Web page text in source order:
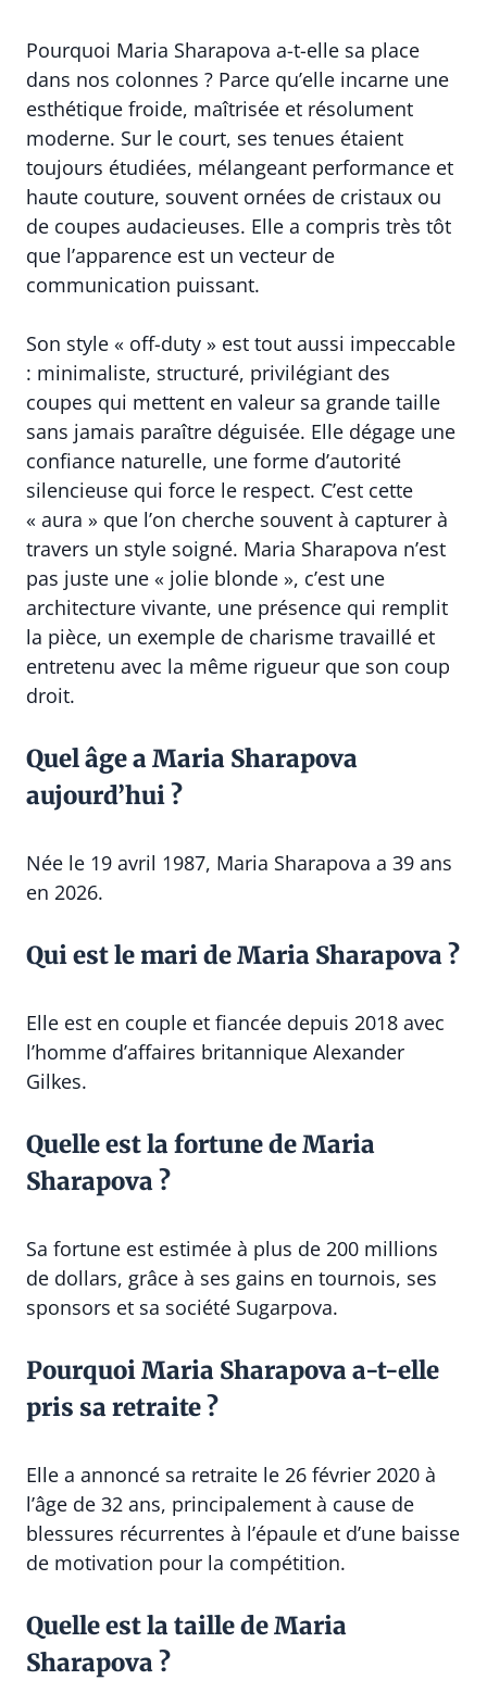
Pourquoi Maria Sharapova a-t-elle sa place
dans nos colonnes ? Parce qu’elle incarne une
esthétique froide, maîtrisée et résolument
moderne. Sur le court, ses tenues étaient
toujours étudiées, mélangeant performance et
haute couture, souvent ornées de cristaux ou
de coupes audacieuses. Elle a compris très tôt
que l’apparence est un vecteur de
communication puissant.
Son style « off-duty » est tout aussi impeccable
: minimaliste, structuré, privilégiant des
coupes qui mettent en valeur sa grande taille
sans jamais paraître déguisée. Elle dégage une
confiance naturelle, une forme d’autorité
silencieuse qui force le respect. C’est cette
« aura » que l’on cherche souvent à capturer à
travers un style soigné. Maria Sharapova n’est
pas juste une « jolie blonde », c’est une
architecture vivante, une présence qui remplit
la pièce, un exemple de charisme travaillé et
entretenu avec la même rigueur que son coup
droit.
Quel âge a Maria Sharapova
aujourd’hui ?
Née le 19 avril 1987, Maria Sharapova a 39 ans
en 2026.
Qui est le mari de Maria Sharapova ?
Elle est en couple et fiancée depuis 2018 avec
l’homme d’affaires britannique Alexander
Gilkes.
Quelle est la fortune de Maria
Sharapova ?
Sa fortune est estimée à plus de 200 millions
de dollars, grâce à ses gains en tournois, ses
sponsors et sa société Sugarpova.
Pourquoi Maria Sharapova a-t-elle
pris sa retraite ?
Elle a annoncé sa retraite le 26 février 2020 à
l’âge de 32 ans, principalement à cause de
blessures récurrentes à l’épaule et d’une baisse
de motivation pour la compétition.
Quelle est la taille de Maria
Sharapova ?